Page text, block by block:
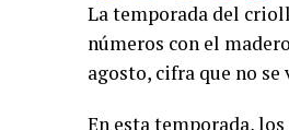
La temporada del
números con el
agosto, cifra que no se
En esta temporada,